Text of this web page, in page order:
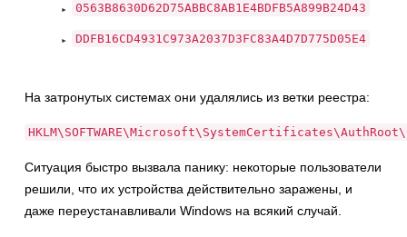
0563B8630D62D75ABBC8AB1E4BDFB5A899B24D43
DDFB16CD4931C973A2037D3FC83A4D7D775D05E4
На затронутых системах они удалялись из ветки реестра:
Ситуация быстро вызвала панику: некоторые пользователи
решили, что их устройства действительно заражены, и
даже переустанавливали Windows на всякий случай.